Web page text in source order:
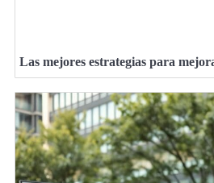
Las mejores estrategias para